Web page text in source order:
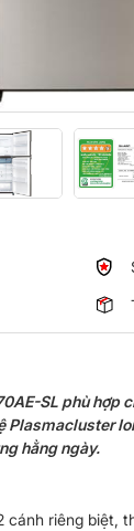
SL phù hợp
Plasmacluster
hằng ngày.
riêng biệt,